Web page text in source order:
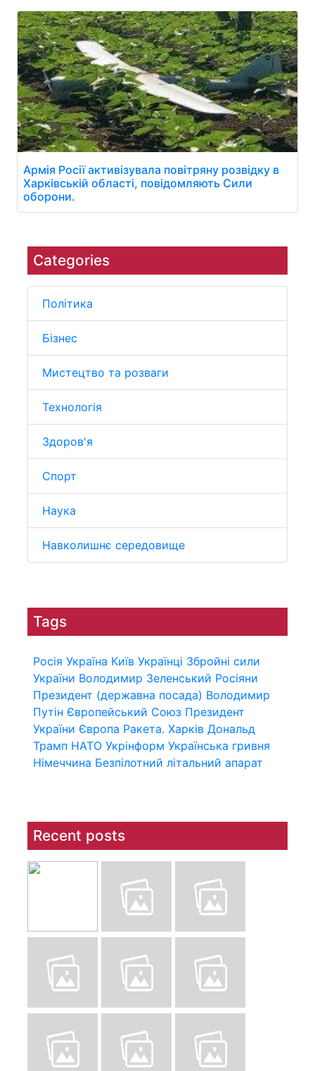
Categories
Політика
Бізнес
Мистецтво та розваги
Технологія
Здоров'я
Спорт
Наука
Навколишнє середовище
Tags
Росія Україна Київ Українці Збройні сили
України Володимир Зеленський Росіяни
Президент (державна посада) Володимир
Путін Європейський Союз Президент
України Європа Ракета. Харків Дональд
Трамп НАТО Укрінформ Українська гривня
Німеччина Безпілотний літальний апарат
Recent posts
Армія Росії активізувала повітряну розвідку в
Харківській області, повідомляють Сили
оборони.